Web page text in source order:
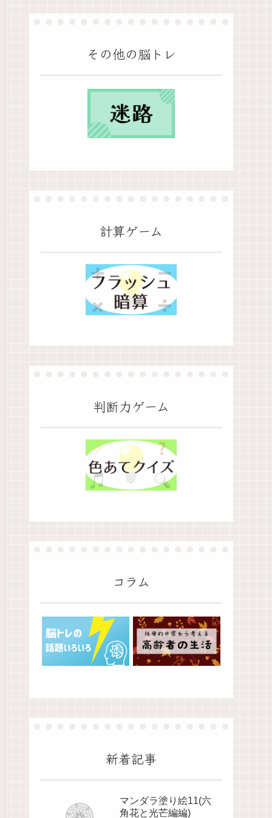
その他の脳トレ
計算ゲーム
判断力ゲーム
コラム
新着記事
マンダラ塗り絵11(六
角花と光芒編編)